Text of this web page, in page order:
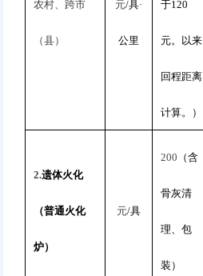
农村、跨市
（县）
元/具·
公里
于120
元。以来
回程距离
计算。）
2.遗体火化
（普通火化
炉）
元/具
200 （含
骨灰清
理、包
装）